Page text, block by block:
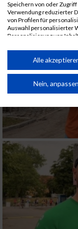
Speichern von oder
Verwendung reduzierter
von Profilen für
Auswahl personalisierter
Personalisierung von
Performance von
Kombinationen von
von Inhalten.
Daten können außerhalb
Partnerliste anzeigen
Wir nutzen Ihre Daten für
IAB-
Speichern von
auf einem Endgerät
Verwendung
von Werbeanzeigen
Alle
Nein, anpassen